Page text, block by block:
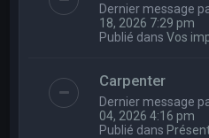
Dernier message
18, 2026 7:29 pm
Publié dansVos
Carpenter
Dernier message
04, 2026 4:16 pm
Publié dans